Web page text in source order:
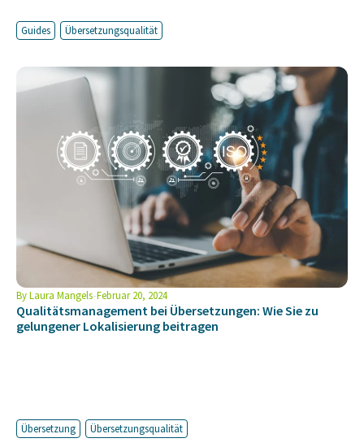
Guides Übersetzungsqualität
ByLaura Mangels Februar 20, 2024
Qualitätsmanagement bei Übersetzungen: Wie Sie zu
gelungener Lokalisierung beitragen
Übersetzung Übersetzungsqualität